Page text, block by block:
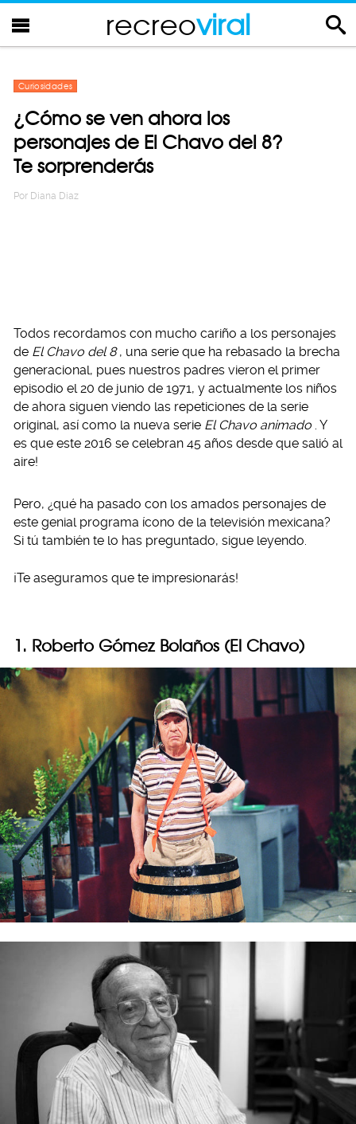
recreoviral
Curiosidades
¿Cómo se ven ahora los
personajes de El Chavo del 8?
Te sorprenderás
Por Diana Diaz
Todos recordamos con mucho cariño a los personajes
de El Chavo del 8 , una serie que ha rebasado la brecha
generacional, pues nuestros padres vieron el primer
episodio el 20 de junio de 1971, y actualmente los niños
de ahora siguen viendo las repeticiones de la serie
original, así como la nueva serie El Chavo animado . Y
es que este 2016 se celebran 45 años desde que salió al
aire!
Pero, ¿qué ha pasado con los amados personajes de
este genial programa ícono de la televisión mexicana?
Si tú también te lo has preguntado, sigue leyendo.
¡Te aseguramos que te impresionarás!
1. Roberto Gómez Bolaños (El Chavo)